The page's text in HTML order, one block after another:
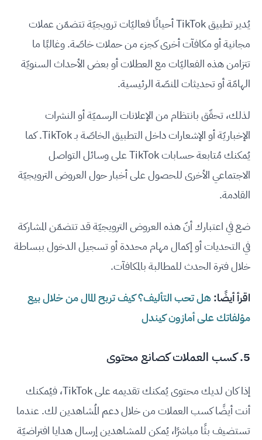
يُدير تطبيق TikTok أحيانًا فعاليّات ترويجيّة تتضمّن عملات
مجانية أو مكافآت أخرى كجزء من حملات خاصّة. وغالبًا ما
تتزامن هذه الفعاليّات مع العطلات أو بعض الأحداث السنويّة
الهامّة أو تحديثات المنصّة الرئيسية.
لذلك، تحقّق بانتظام من الإعلانات الرسميّة أو النشرات
الإخباريّة أو الإشعارات داخل التطبيق الخاصّة بـ TikTok. كما
يُمكنك مُتابعة حسابات TikTok على وسائل التواصل
الاجتماعي الأخرى للحصول على أخبار حول العروض الترويجيّة
القادمة.
ضع في اعتبارك أنّ هذه العروض الترويجيّة قد تتضمّن المشاركة
في التحديات أو إكمال مهام محددة أو تسجيل الدخول ببساطة
خلال فترة الحدث للمطالبة بالمكافآت.
اقرأ أيضًا:هل تحب التأليف؟ كيف تربح المال من خلال بيع
مؤلفاتك على أمازون كيندل
5. كسب العملات كصانع محتوى
إذا كان لديك محتوى يُمكنك تقديمه على TikTok، فيُمكنك
أنت أيضًا كسب العملات من خلال دعم المُشاهدين لك. عندما
تستضيف بثًا مباشرًا، يُمكن للمشاهدين إرسال هدايا افتراضيّة